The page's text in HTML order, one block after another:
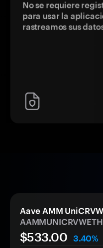
No se requiere
para usar la
rastreamos sus
Aave AMM
AAMMUNICRVWETH
$533.00
3.40%